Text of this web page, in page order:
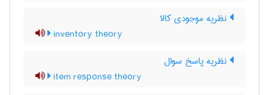
نظریه موجودی کالا
inventory theory
نظریه پاسخ سوال
item response theory